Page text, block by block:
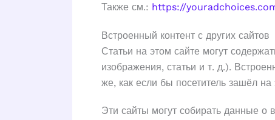
Также см.: https://
Встроенный контент с других сайтов
Статьи на этом сайте могут
изображения, статьи и т. д.).
же, как если бы посетитель зашёл на
Эти сайты могут собирать данные о